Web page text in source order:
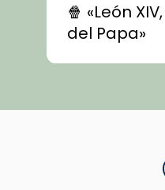
🍿 «León
del Papa»
🍿 «Las